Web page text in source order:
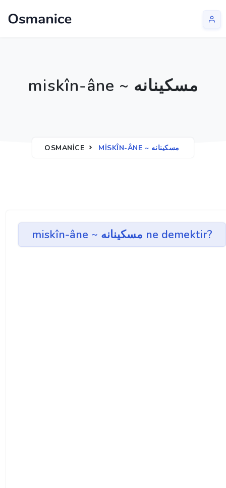
miskîn-âne ~ مسكينانه
OSMANICE MISKÎN-ÂNE ~ مسكينانه
miskîn-âne ~ مسكينانه ne demektir?